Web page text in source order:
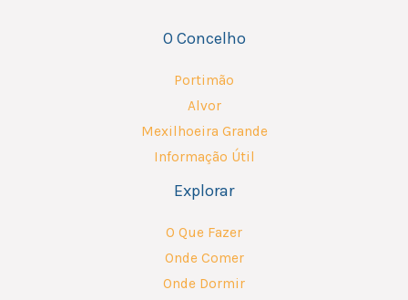
O Concelho
Portimão
Alvor
Mexilhoeira Grande
Informação Útil
Explorar
O Que Fazer
Onde Comer
Onde Dormir